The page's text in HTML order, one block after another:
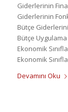
Giderlerinin
Giderlerinin
Bütçe
Bütçe
Ekonomik
Ekonomik
Devamını Oku